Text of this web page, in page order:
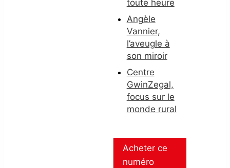
toute heure
Angèle
Vannier,
l’aveugle à
son miroir
Centre
GwinZegal,
focus sur le
monde rural
Acheter ce
numéro